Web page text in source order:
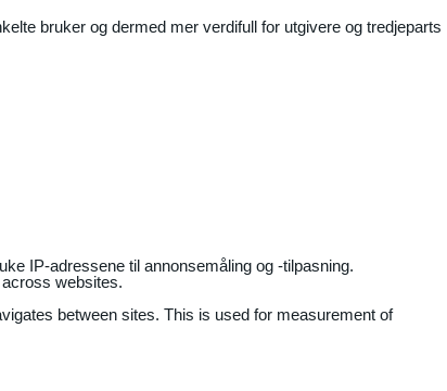
bruker og dermed mer verdifull for utgivere og tredjeparts
IP-adressene til annonsemåling og -tilpasning.
websites.
between sites. This is used for measurement of